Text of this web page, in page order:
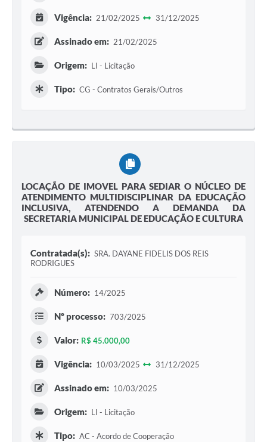
Vigência: 21/02/2025 31/12/2025
Assinado em: 21/02/2025
Origem: LI - Licitação
Tipo: CG - Contratos Gerais/Outros
LOCAÇÃO DE IMOVEL PARA SEDIAR O NÚCLEO DE
ATENDIMENTO MULTIDISCIPLINAR DA EDUCAÇÃO
INCLUSIVA, ATENDENDO A DEMANDA DA
SECRETARIA MUNICIPAL DE EDUCAÇÃO E CULTURA
Contratada(s): SRA. DAYANE FIDELIS DOS REIS
RODRIGUES
Número: 14/2025
Nº processo: 703/2025
Valor: R$ 45.000,00
Vigência: 10/03/2025 31/12/2025
Assinado em: 10/03/2025
Origem: LI - Licitação
Tipo: AC - Acordo de Cooperação